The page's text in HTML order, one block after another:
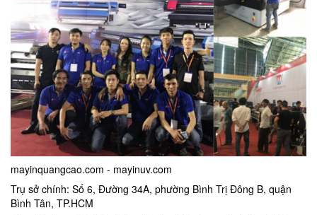
mayinquangcao.com - mayinuv.com
Trụ sở chính: Số 6, Đường 34A, phường Bình Trị Đông B, quận
Bình Tân, TP.HCM